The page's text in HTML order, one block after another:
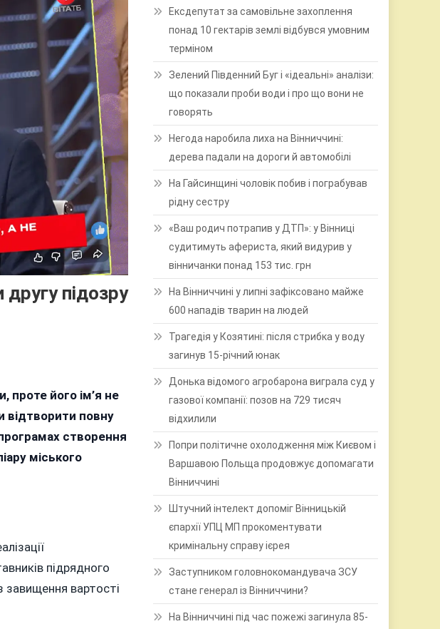
другу підозру
проте його ім’я не
відтворити повну
створення
міського
підрядного
завищення вартості
Ексдепутат за самовільне захоплення
понад 10 гектарів землі відбувся умовним
терміном
Зелений Південний Буг і «ідеальні» аналізи:
що показали проби води і про що вони не
говорять
Негода наробила лиха на Вінниччині:
дерева падали на дороги й автомобілі
На Гайсинщині чоловік побив і пограбував
рідну сестру
«Ваш родич потрапив у ДТП»: у Вінниці
судитимуть афериста, який видурив у
вінничанки понад 153 тис. грн
На Вінниччині у липні зафіксовано майже
600 нападів тварин на людей
Трагедія у Козятині: після стрибка у воду
загинув 15-річний юнак
Донька відомого агробарона виграла суд у
газової компанії: позов на 729 тисяч
відхилили
Попри політичне охолодження між Києвом і
Варшавою Польща продовжує допомагати
Вінниччині
Штучний інтелект допоміг Вінницькій
єпархії УПЦ МП прокоментувати
кримінальну справу ієрея
Заступником головнокомандувача ЗСУ
стане генерал із Вінниччини?
На Вінниччині під час пожежі загинула 85-